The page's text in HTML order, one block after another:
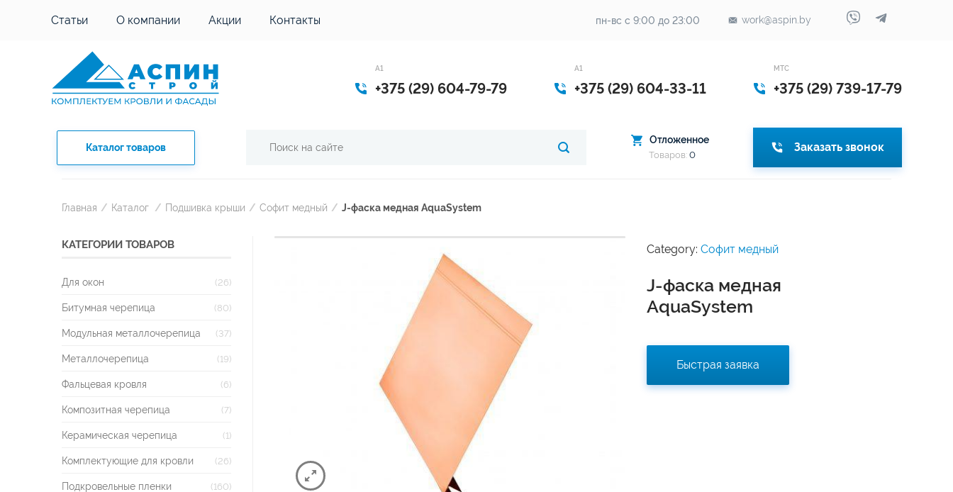
Статьи О компании Акции Контакты пн-вс с 9:00 до 23:00 work@aspin.by
A1
+375 (29) 604-79-79
А1
+375 (29) 604-33-11
МТС
+375 (29) 739-17-79
Каталог товаров
Отложенное
Товаров: 0
Заказать звонок
Главная / Каталог / Подшивка крыши / Софит медный / J-фаска медная AquaSystem
КАТЕГОРИИ ТОВАРОВ
Для окон (26)
Битумная черепица (80)
Модульная металлочерепица (37)
Металлочерепица (19)
Фальцевая кровля (6)
Композитная черепица (7)
Керамическая черепица (1)
Комплектующие для кровли (26)
Подкровельные пленки (160)
Category: Софит медный
J-фаска медная
AquaSystem
Быстрая заявка